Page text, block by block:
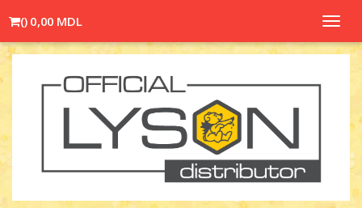
() 0,00 MDL